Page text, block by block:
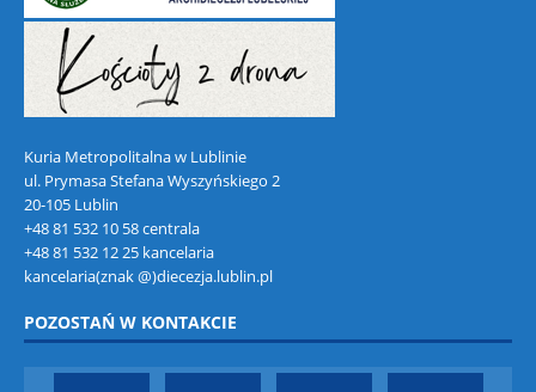
Kuria Metropolitalna w Lublinie
ul. Prymasa Stefana Wyszyńskiego 2
20-105 Lublin
+48 81 532 10 58 centrala
+48 81 532 12 25 kancelaria
kancelaria(znak @)diecezja.lublin.pl
POZOSTAŃ W KONTAKCIE